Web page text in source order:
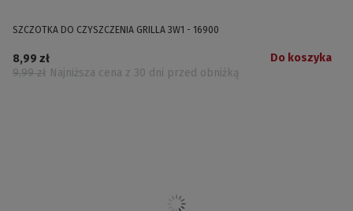
SZCZOTKA DO CZYSZCZENIA GRILLA 3W1 - 16900
8,99 zł
9,99 zł Najniższa cena z 30 dni przed obniżką
Do koszyka